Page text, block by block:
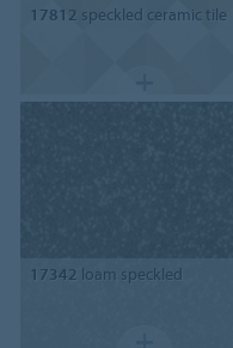
17812 speckled ceramic tile
17342 loam speckled